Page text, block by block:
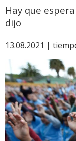
Hay que
dijo
13.08.2021 |